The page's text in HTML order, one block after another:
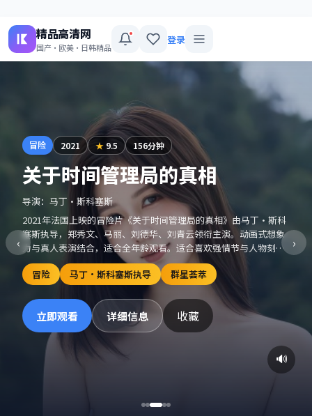
精品高清网
国产·欧美·日韩精品
登录
‹ ›
冒险 2021 ★ 9.5 156分钟
关于时间管理局的真相
导演： 马丁·斯科塞斯
2021年法国上映的冒险片《关于时间管理局的真相》由马丁·斯科
塞斯执导，郑秀文、马丽、刘德华、刘青云领衔主演。动画式想象
力与真人表演结合，适合全年龄观看。适合喜欢强情节与人物刻画
的观众收藏观看。
冒险
马丁·斯科塞斯执导 群星荟萃
立即观看 详细信息 收藏
🔊